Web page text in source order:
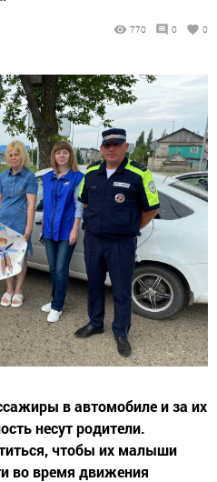
770 0 0
в автомобиле и за их
несут родители.
чтобы их малыши
во время движения